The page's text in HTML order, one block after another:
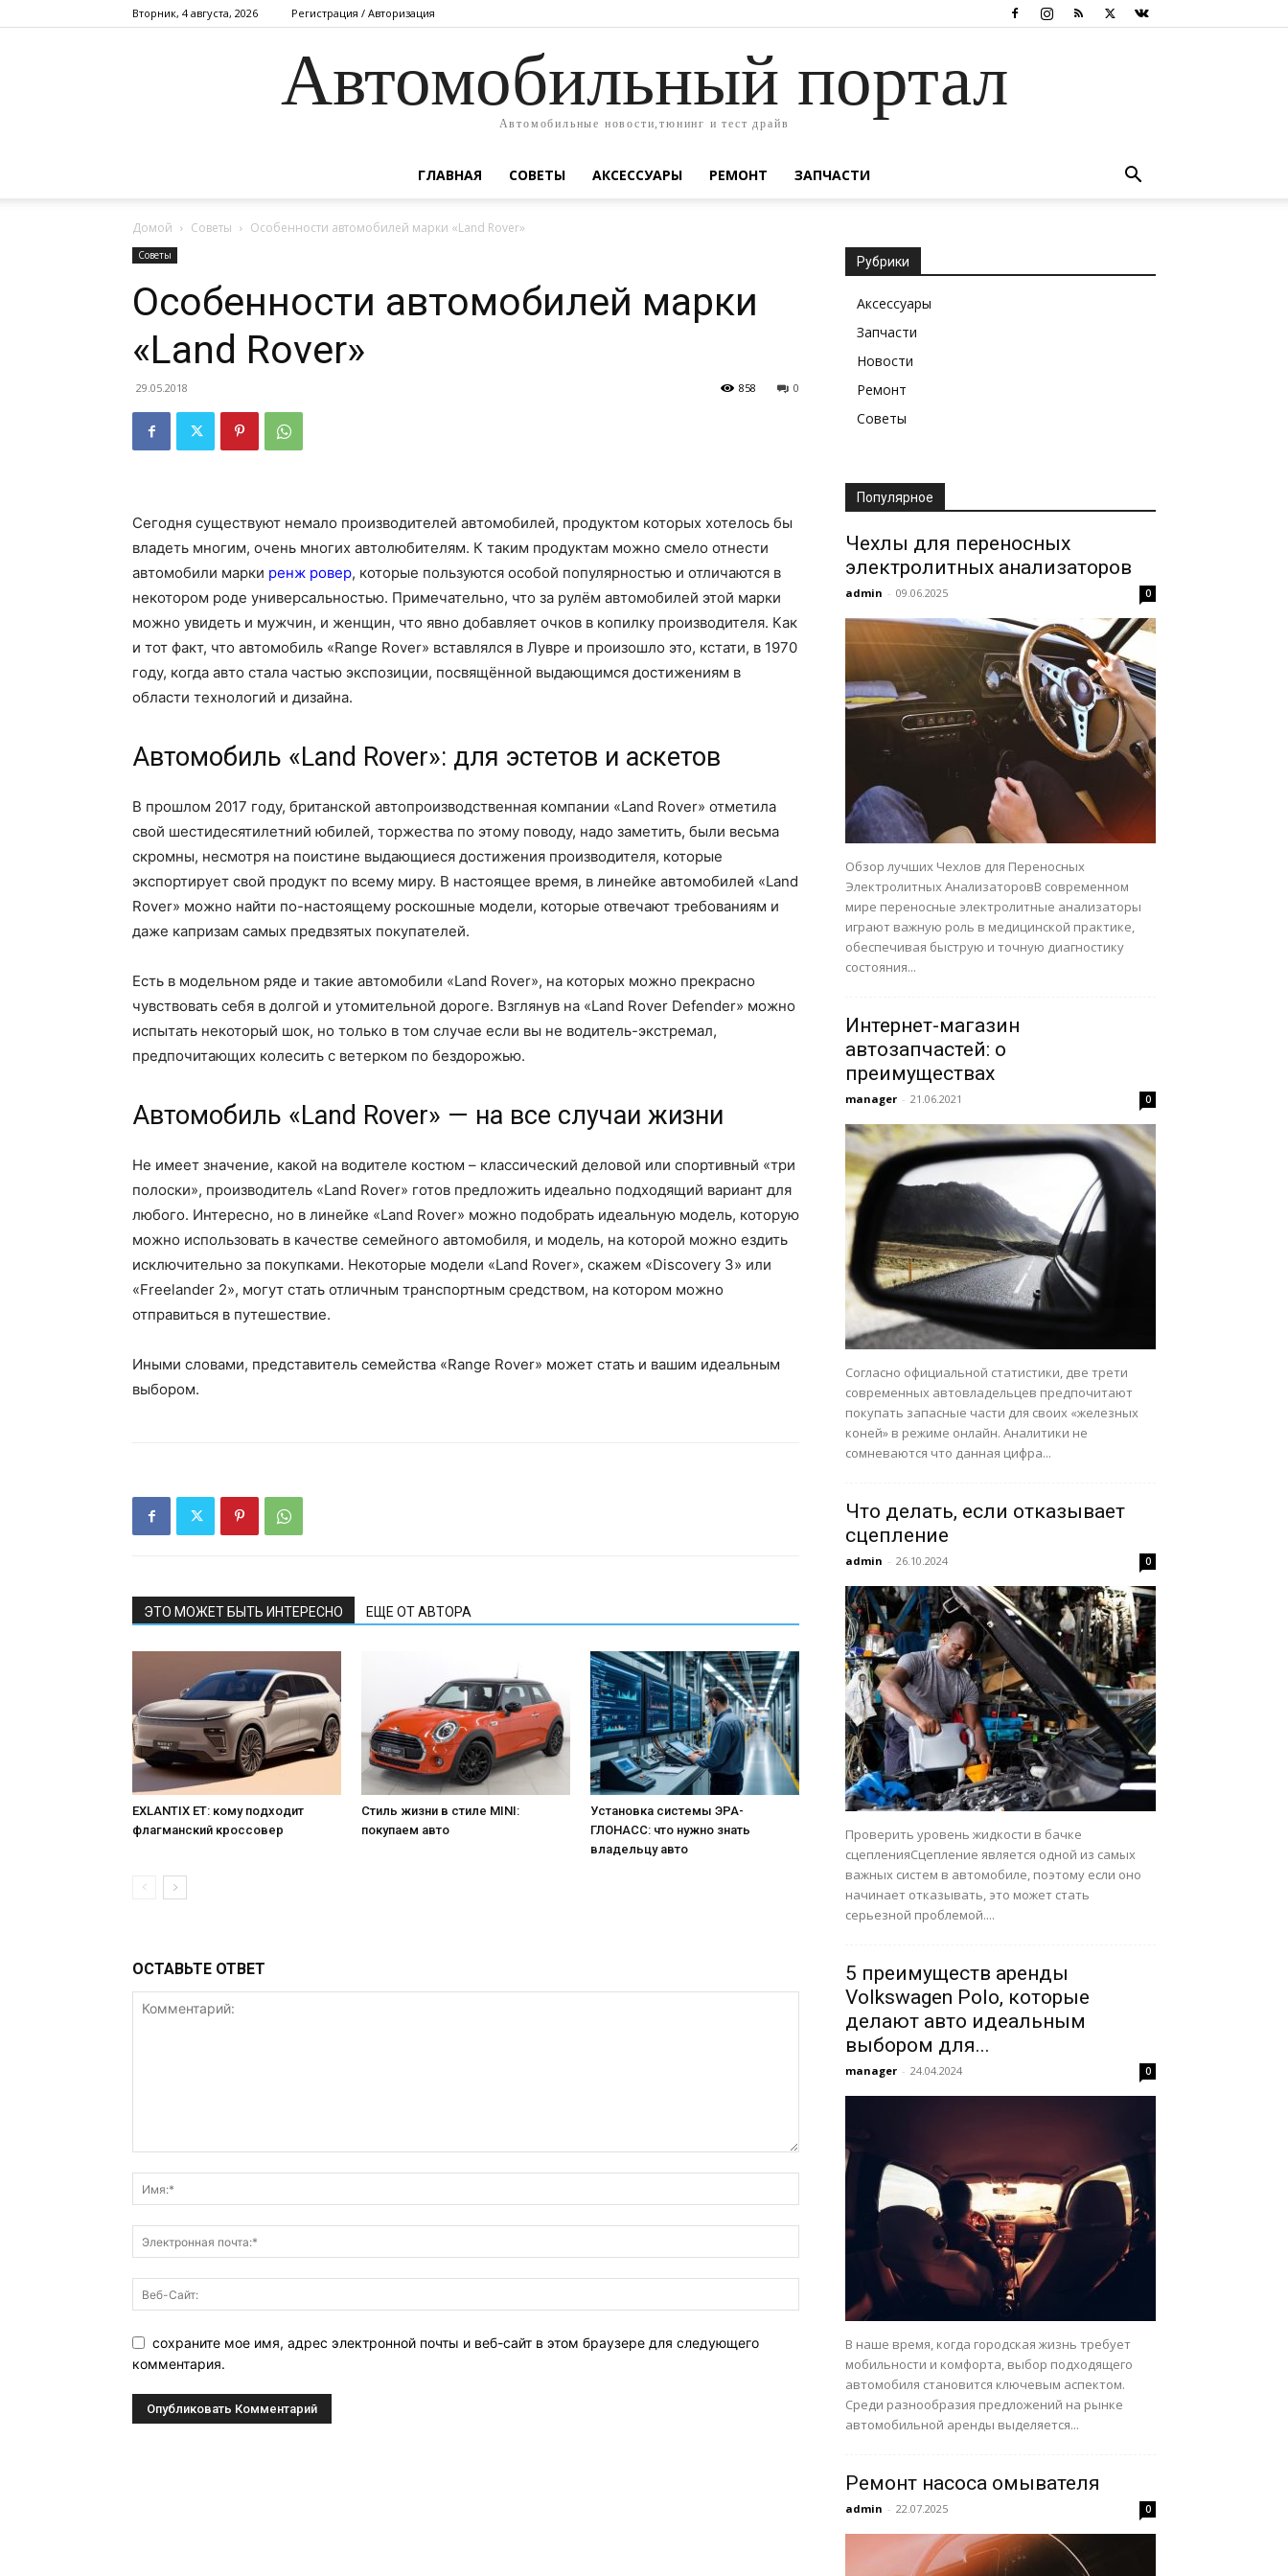
Вторник, 4 августа, 2026 Регистрация / Авторизация
Автомобильный портал
Автомобильные новости,тюнинг и тест драйв
ГЛАВНАЯ СОВЕТЫ АКСЕССУАРЫ РЕМОНТ ЗАПЧАСТИ
Домой Советы Особенности автомобилей марки «Land Rover»
Советы
Особенности автомобилей марки
«Land Rover»
29.05.2018 0
858
Сегодня существуют немало производителей автомобилей, продуктом которых хотелось бы
владеть многим, очень многих автолюбителям. К таким продуктам можно смело отнести
автомобили марки ренж ровер, которые пользуются особой популярностью и отличаются в
некотором роде универсальностью. Примечательно, что за рулём автомобилей этой марки
можно увидеть и мужчин, и женщин, что явно добавляет очков в копилку производителя. Как
и тот факт, что автомобиль «Range Rover» вставлялся в Лувре и произошло это, кстати, в 1970
году, когда авто стала частью экспозиции, посвящённой выдающимся достижениям в
области технологий и дизайна.
Автомобиль «Land Rover»: для эстетов и аскетов
В прошлом 2017 году, британской автопроизводственная компании «Land Rover» отметила
свой шестидесятилетний юбилей, торжества по этому поводу, надо заметить, были весьма
скромны, несмотря на поистине выдающиеся достижения производителя, которые
экспортирует свой продукт по всему миру. В настоящее время, в линейке автомобилей «Land
Rover» можно найти по-настоящему роскошные модели, которые отвечают требованиям и
даже капризам самых предвзятых покупателей.
Есть в модельном ряде и такие автомобили «Land Rover», на которых можно прекрасно
чувствовать себя в долгой и утомительной дороге. Взглянув на «Land Rover Defender» можно
испытать некоторый шок, но только в том случае если вы не водитель-экстремал,
предпочитающих колесить с ветерком по бездорожью.
Автомобиль «Land Rover» — на все случаи жизни
Не имеет значение, какой на водителе костюм – классический деловой или спортивный «три
полоски», производитель «Land Rover» готов предложить идеально подходящий вариант для
любого. Интересно, но в линейке «Land Rover» можно подобрать идеальную модель, которую
можно использовать в качестве семейного автомобиля, и модель, на которой можно ездить
исключительно за покупками. Некоторые модели «Land Rover», скажем «Discovery 3» или
«Freelander 2», могут стать отличным транспортным средством, на котором можно
отправиться в путешествие.
Иными словами, представитель семейства «Range Rover» может стать и вашим идеальным
выбором.
ЭТО МОЖЕТ БЫТЬ ИНТЕРЕСНО ЕЩЕ ОТ АВТОРА
EXLANTIX ET: кому подходит
флагманский кроссовер
Стиль жизни в стиле MINI:
покупаем авто
Установка системы ЭРА-
ГЛОНАСС: что нужно знать
владельцу авто
ОСТАВЬТЕ ОТВЕТ
сохраните мое имя, адрес электронной почты и веб-сайт в этом браузере для следующего
комментария.
Рубрики
Аксессуары
Запчасти
Новости
Ремонт
Советы
Популярное
Чехлы для переносных
электролитных анализаторов
admin - 09.06.2025 0
Обзор лучших Чехлов для Переносных
Электролитных АнализаторовВ современном
мире переносные электролитные анализаторы
играют важную роль в медицинской практике,
обеспечивая быструю и точную диагностику
состояния...
Интернет-магазин
автозапчастей: о
преимуществах
manager - 21.06.2021 0
Согласно официальной статистики, две трети
современных автовладельцев предпочитают
покупать запасные части для своих «железных
коней» в режиме онлайн. Аналитики не
сомневаются что данная цифра...
Что делать, если отказывает
сцепление
admin - 26.10.2024 0
Проверить уровень жидкости в бачке
сцепленияСцепление является одной из самых
важных систем в автомобиле, поэтому если оно
начинает отказывать, это может стать
серьезной проблемой....
5 преимуществ аренды
Volkswagen Polo, которые
делают авто идеальным
выбором для...
manager - 24.04.2024 0
В наше время, когда городская жизнь требует
мобильности и комфорта, выбор подходящего
автомобиля становится ключевым аспектом.
Среди разнообразия предложений на рынке
автомобильной аренды выделяется...
Ремонт насоса омывателя
admin - 22.07.2025 0